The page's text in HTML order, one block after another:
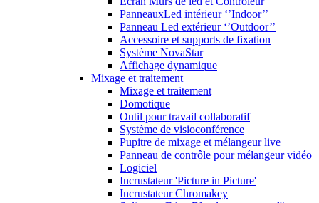
PanneauxLed intérieur ‘’Indoor’’
Panneau Led extérieur ‘’Outdoor’’
Accessoire et supports de fixation
Système NovaStar
Affichage dynamique
Mixage et traitement
Mixage et traitement
Domotique
Outil pour travail collaboratif
Système de visioconférence
Pupitre de mixage et mélangeur live
Panneau de contrôle pour mélangeur vidéo
Logiciel
Incrustateur 'Picture in Picture'
Incrustateur Chromakey